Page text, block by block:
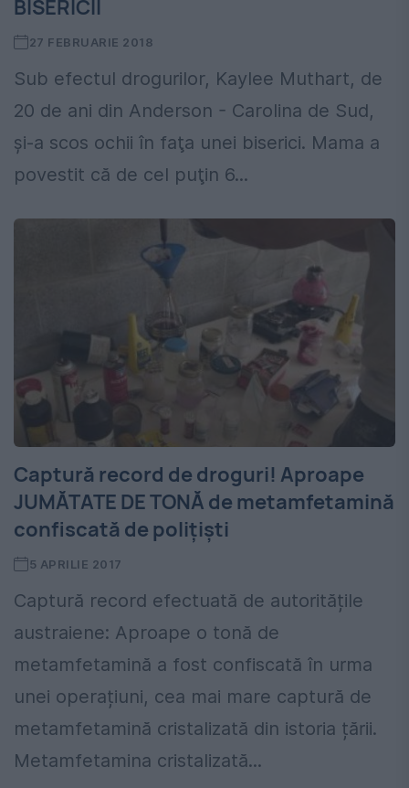
BISERICII
27 FEBRUARIE 2018
Sub efectul drogurilor, Kaylee Muthart, de
20 de ani din Anderson - Carolina de Sud,
şi-a scos ochii în faţa unei biserici. Mama a
povestit că de cel puţin 6...
Captură record de droguri! Aproape
JUMĂTATE DE TONĂ de metamfetamină
confiscată de polițiști
5 APRILIE 2017
Captură record efectuată de autoritățile
austraiene: Aproape o tonă de
metamfetamină a fost confiscată în urma
unei operațiuni, cea mai mare captură de
metamfetamină cristalizată din istoria țării.
Metamfetamina cristalizată...